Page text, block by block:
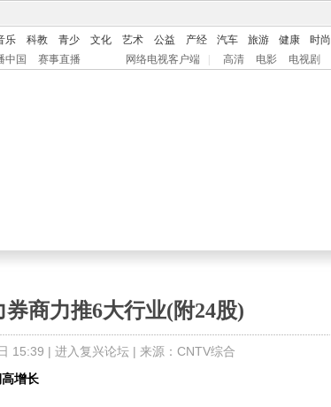
乐 科教 青少 文化 艺术 公益 产经 汽车 旅游 健康 时尚
中国 赛事直播 网络电视客户端 高清 电影 电视剧
券商力推6大行业(附24股)
15:39 | 进入复兴论坛| 来源：CNTV综合
增长